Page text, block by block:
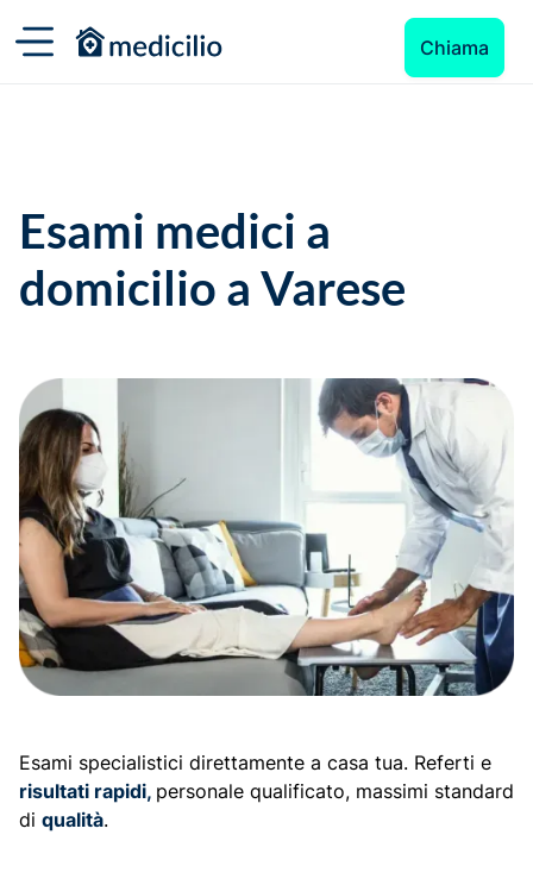
Chiama
Esami medici a
domicilio a Varese
Esami specialistici direttamente a casa tua. Referti e
risultati rapidi, personale qualificato, massimi standard
di qualità.